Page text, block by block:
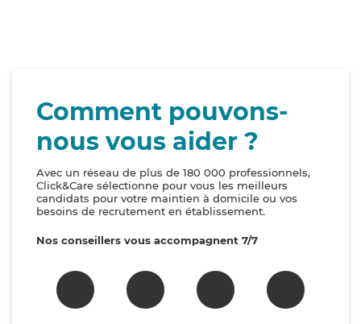
Comment pouvons-
nous vous aider ?
Avec un réseau de plus de 180 000 professionnels,
Click&Care sélectionne pour vous les meilleurs
candidats pour votre maintien à domicile ou vos
besoins de recrutement en établissement.
Nos conseillers vous accompagnent 7/7